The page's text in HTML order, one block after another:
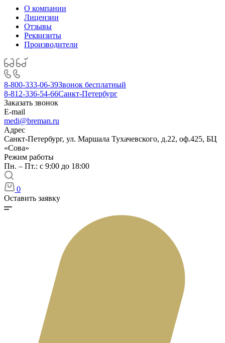
О компании
Лицензии
Отзывы
Реквизиты
Производители
8-800-333-06-39Звонок бесплатный
8-812-336-54-66Санкт-Петербург
Заказать звонок
E-mail
medi@breman.ru
Адрес
Санкт-Петербург, ул. Маршала Тухачевского, д.22, оф.425, БЦ
«Сова»
Режим работы
Пн. – Пт.: с 9:00 до 18:00
0
Оставить заявку